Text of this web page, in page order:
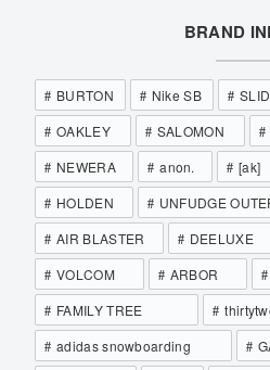
BRAND
BURTON Nike SB
OAKLEY
SALOMON
NEWERA
anon. [ak]
HOLDEN
UNFUDGE
AIR BLASTER
DEELUXE
VOLCOM
ARBOR
FAMILY TREE
adidas snowboarding